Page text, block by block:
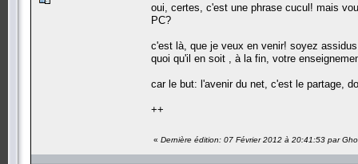
oui, certes, c'est une phrase cucul! mais
PC?
c'est là, que je veux en venir! soyez
quoi qu'il en soit , à la fin, votre
car le but: l'avenir du net, c'est le partage,
++
« Dernière édition: 07 Février 2012 à 20:41:53 par